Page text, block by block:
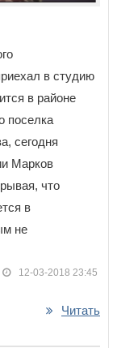
в студию
в районе
поселка
сегодня
Марков
что
в
не
12-03-2018 23:45
Читать